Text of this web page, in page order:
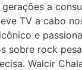
a
TV a cabo
e
sobre rock
Walcir